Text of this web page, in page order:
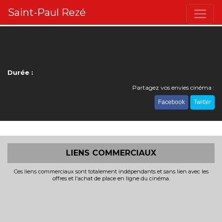
Saint-Paul Rezé
Durée :
Partagez vos envies cinéma :
Facebook Twitter
LIENS COMMERCIAUX
Ces liens commerciaux sont totalement indépendants et sans lien avec les
offres et l'achat de place en ligne du cinéma.